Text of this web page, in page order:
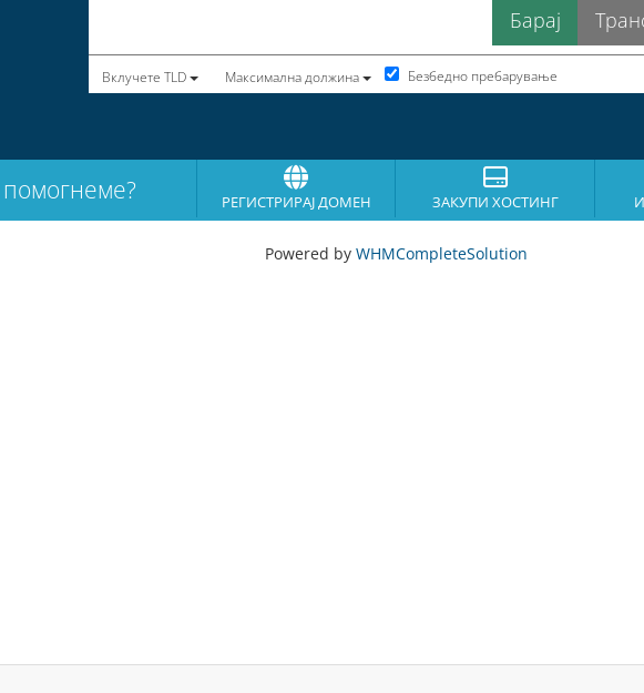
Вклучете TLD Максимална должина Безбедно пребарување
РЕГИСТРИРАЈ ДОМЕН ЗАКУПИ ХОСТИНГ
Powered by WHMCompleteSolution